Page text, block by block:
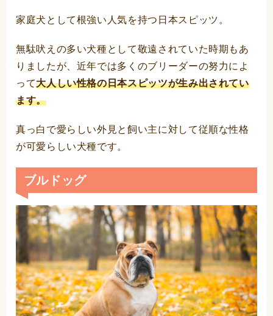
家庭犬として根強い人気を持つ日本スピッツ。
無駄吠えの多い犬種として敬遠されていた時期もあ
りましたが、近年では多くのブリーダーの努力によ
って大人しい性格の日本スピッツが生み出されてい
ます。
真っ白で愛らしい外見と飼い主に対して従順な性格
が可愛らしい犬種です。
ブルドッグ